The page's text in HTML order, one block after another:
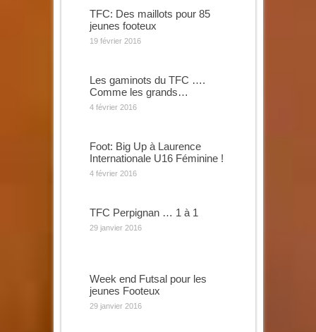
TFC: Des maillots pour 85
jeunes footeux
19 février 2016
Les gaminots du TFC ….
Comme les grands…
4 février 2016
Foot: Big Up à Laurence
Internationale U16 Féminine !
4 février 2016
TFC Perpignan … 1 à 1
29 janvier 2016
Week end Futsal pour les
jeunes Footeux
29 janvier 2016